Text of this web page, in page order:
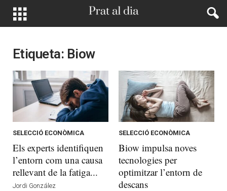
Etiqueta: Biow
SELECCIÓ ECONÒMICA
Els experts identifiquen
l’entorn com una causa
rellevant de la fatiga...
Jordi González
SELECCIÓ ECONÒMICA
Biow impulsa noves
tecnologies per
optimitzar l’entorn de
descans